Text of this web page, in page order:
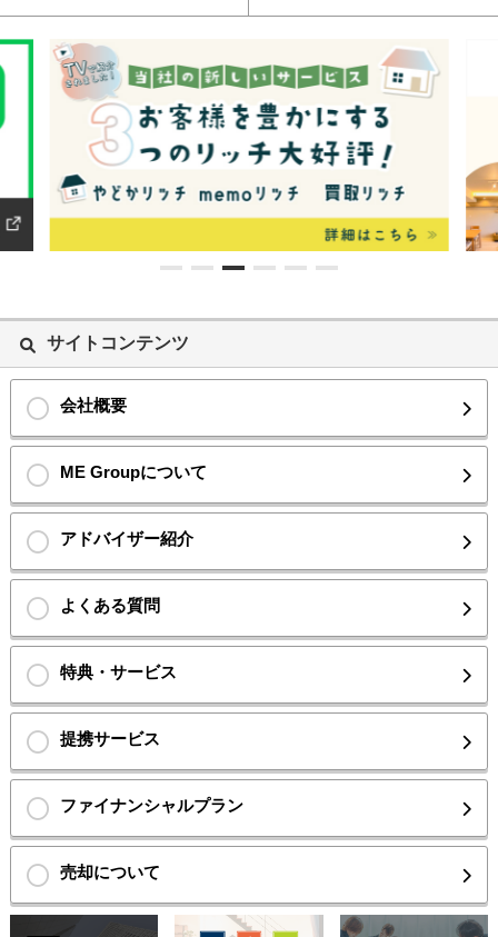
サイトコンテンツ
会社概要
ME Groupについて
アドバイザー紹介
よくある質問
特典・サービス
提携サービス
ファイナンシャルプラン
売却について